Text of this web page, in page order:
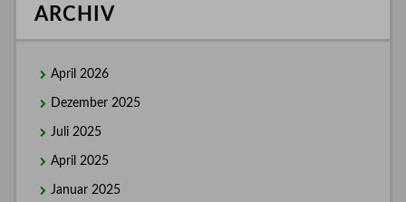
ARCHIV
April 2026
Dezember 2025
Juli 2025
April 2025
Januar 2025